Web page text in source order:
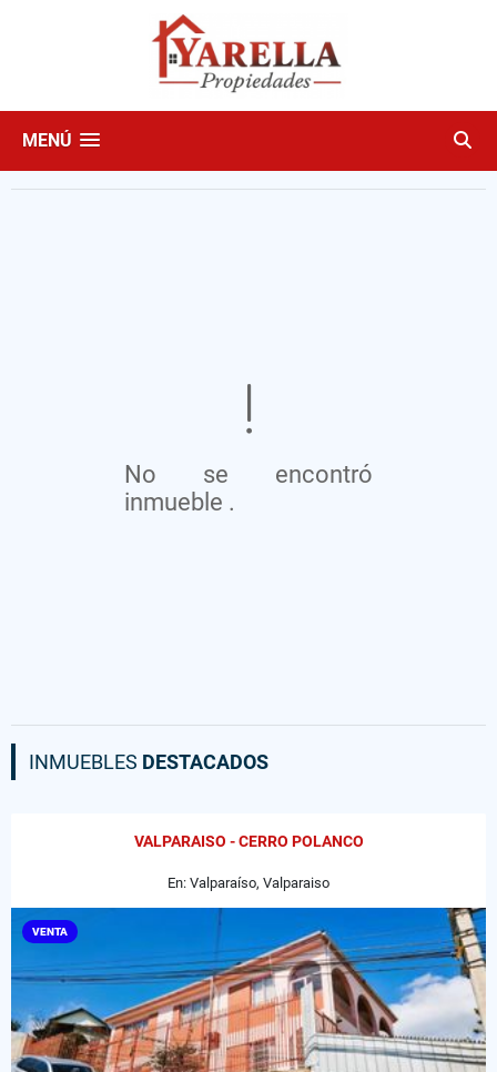
MENÚ
No se encontró
inmueble .
INMUEBLES DESTACADOS
VALPARAISO - CERRO POLANCO
En: Valparaíso, Valparaiso
VENTA